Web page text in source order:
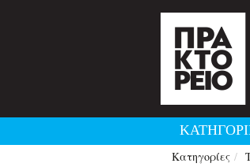
Κατηγορίες